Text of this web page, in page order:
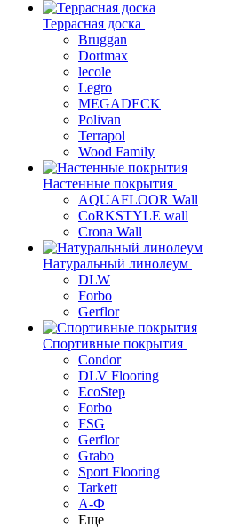
Террасная доска
Bruggan
Dortmax
lecole
Legro
MEGADECK
Polivan
Terrapol
Wood Family
Настенные покрытия
AQUAFLOOR Wall
CoRKSTYLE wall
Crona Wall
Натуральный линолеум
DLW
Forbo
Gerflor
Спортивные покрытия
Condor
DLV Flooring
EcoStep
Forbo
FSG
Gerflor
Grabo
Sport Flooring
Tarkett
А-Ф
Еще